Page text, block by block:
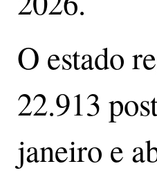
O estado
22.913
janeiro e